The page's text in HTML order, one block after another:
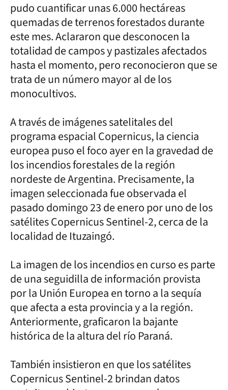
pudo cuantificar unas 6.000 hectáreas
quemadas de terrenos forestados durante
este mes. Aclararon que desconocen la
totalidad de campos y pastizales afectados
hasta el momento, pero reconocieron que se
trata de un número mayor al de los
monocultivos.
A través de imágenes satelitales del
programa espacial Copernicus, la ciencia
europea puso el foco ayer en la gravedad de
los incendios forestales de la región
nordeste de Argentina. Precisamente, la
imagen seleccionada fue observada el
pasado domingo 23 de enero por uno de los
satélites Copernicus Sentinel-2, cerca de la
localidad de Ituzaingó.
La imagen de los incendios en curso es parte
de una seguidilla de información provista
por la Unión Europea en torno a la sequía
que afecta a esta provincia y a la región.
Anteriormente, graficaron la bajante
histórica de la altura del río Paraná.
También insistieron en que los satélites
Copernicus Sentinel-2 brindan datos